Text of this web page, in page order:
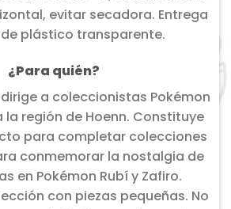
evitar secadora. Entrega
plástico transparente.
¿Para quién?
a coleccionistas Pokémon
región de Hoenn. Constituye
para completar colecciones
conmemorar la nostalgia de
en Pokémon Rubí y Zafiro.
con piezas pequeñas. No